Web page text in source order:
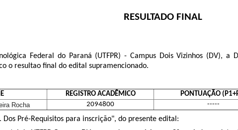
RESULTADO FINAL
Federal do Paraná (UTFPR) - Campus Dois Vizinhos (DV), a
o resultao final do edital supramencionado.
REGISTRO ACADÊMICO PONTUAÇÃO
Rocha
2094800 -----
Pré-Requisitos para inscrição", do presente edital: